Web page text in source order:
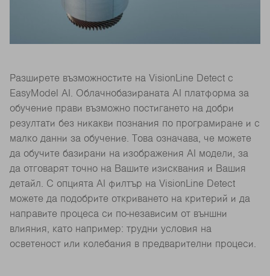
Разширете възможностите на VisionLine Detect с
EasyModel AI. Облачнобазираната AI платформа за
обучение прави възможно постигането на добри
резултати без никакви познания по програмиране и с
малко данни за обучение. Това означава, че можете
да обучите базирани на изображения AI модели, за
да отговарят точно на Вашите изисквания и Вашия
детайл. С опцията AI филтър на VisionLine Detect
можете да подобрите откриването на критерий и да
направите процеса си по-независим от външни
влияния, като например: трудни условия на
осветеност или колебания в предварителни процеси.